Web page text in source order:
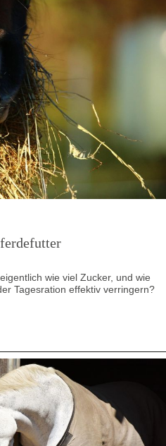
wie viel Zucker, und wie
Tagesration effektiv verringern?